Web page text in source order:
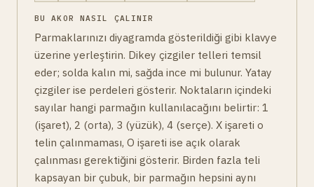
BU AKOR NASIL ÇALINIR
Parmaklarınızı diyagramda gösterildiği gibi klavye
üzerine yerleştirin. Dikey çizgiler telleri temsil
eder; solda kalın mi, sağda ince mi bulunur. Yatay
çizgiler ise perdeleri gösterir. Noktaların içindeki
sayılar hangi parmağın kullanılacağını belirtir: 1
(işaret), 2 (orta), 3 (yüzük), 4 (serçe). X işareti o
telin çalınmaması, O işareti ise açık olarak
çalınması gerektiğini gösterir. Birden fazla teli
kapsayan bir çubuk, bir parmağın hepsini aynı